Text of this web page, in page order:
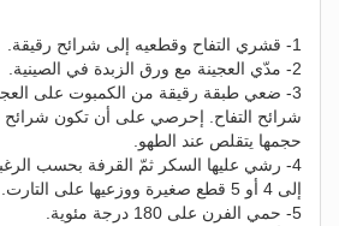
1- قشري التفاح وقطعيه إلى شرائح رقيقة.
2- مدّي العجينة مع ورق الزبدة في الصينية.
3- ضعي طبقة رقيقة من الكمبوت على
شرائح التفاح. إحرصي على أن تكون شرائح
حجمها يتقلص عند الطهو.
4- رشي عليها السكر ثمّ القرفة بحسب
إلى 4 أو 5 قطع صغيرة ووزعيها على التارت.
5- حمي الفرن على 180 درجة مئوية.